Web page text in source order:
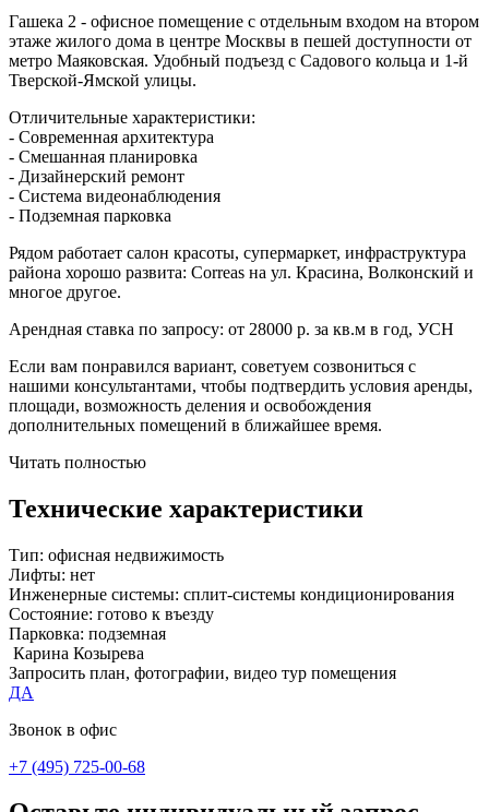
Гашека 2 - офисное помещение с отдельным входом на втором
этаже жилого дома в центре Москвы в пешей доступности от
метро Маяковская. Удобный подъезд с Садового кольца и 1-й
Тверской-Ямской улицы.
Отличительные характеристики:
- Современная архитектура
- Смешанная планировка
- Дизайнерский ремонт
- Система видеонаблюдения
- Подземная парковка
Рядом работает салон красоты, супермаркет, инфраструктура
района хорошо развита: Correas на ул. Красина, Волконский и
многое другое.
Арендная ставка по запросу: от 28000 р. за кв.м в год, УСН
Если вам понравился вариант, советуем созвониться с
нашими консультантами, чтобы подтвердить условия аренды,
площади, возможность деления и освобождения
дополнительных помещений в ближайшее время.
Читать полностью
Технические характеристики
Тип: офисная недвижимость
Лифты: нет
Инженерные системы: сплит-системы кондиционирования
Состояние: готово к въезду
Парковка: подземная
Карина Козырева
Запросить план, фотографии, видео тур помещения
ДА
Звонок в офис
+7 (495) 725-00-68